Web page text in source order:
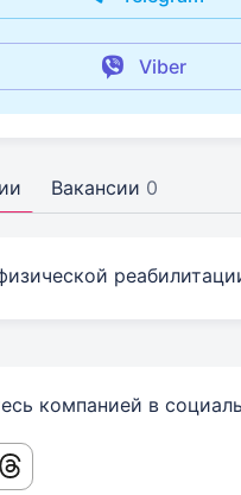
Viber
Вакансии 0
компанией в
share link
Threads share link